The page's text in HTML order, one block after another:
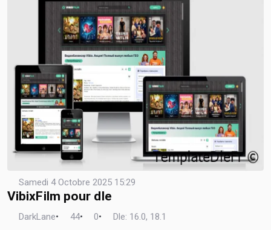
Samedi 4 Octobre 2025 15:29
VibixFilm pour dle
DarkLane• 44• 0• Dle: 16.0, 18.1